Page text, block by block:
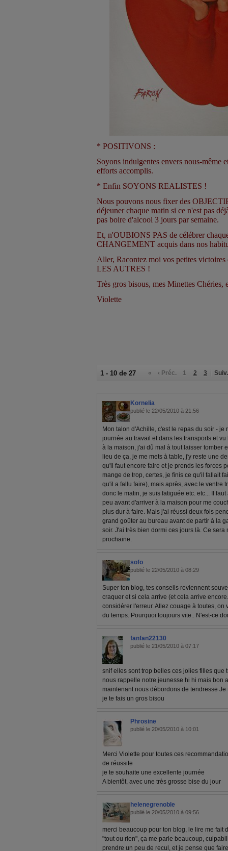
* POSITIVONS :
Soyons indulgentes envers nous-même
efforts accomplis.
* Enfin SOYONS REALISTES !
Nous pouvons nous fixer des
déjeuner chaque matin si ce n'est pas
pas boire d'alcool 3 jours par semaine.
Et, n'OUBIONS PAS de célébrer
CHANGEMENT acquis dans nos
Aller, Racontez moi vos petites
LES AUTRES !
Très gros bisous, mes Minettes Chéries,
Violette
1 - 10 de 27 « ‹ Préc. 1 2 3 Suiv.
Kornelia
publié le 22/05/2010 à 21:56
Mon talon d'Achille, c'est le repas du soir - je
journée au travail et dans les transports et
à la maison, j'ai dû mal à tout laisser tomber
lieu de ça, je me mets à table, j'y reste une
qu'il faut encore faire et je prends les forces
mange de trop, certes, je finis ce qu'il fallait
qu'il a fallu faire), mais après, avec le ventre
donc le matin, je suis fatiguée etc. etc... Il
peu avant d'arriver à la maison pour me
plus dur à faire. Mais j'ai réussi deux fois
grand goûter au bureau avant de partir à la
soir. J'ai très bien dormi ces jours là. Ce
prochaine.
sofo
publié le 22/05/2010 à 08:29
Super ton blog, tes conseils reviennent
craquer et si cela arrive (et cela arrive
considérer l'erreur. Allez couage à toutes, on
du temps. Pourquoi toujours vite.. N'est-ce
fanfan22130
publié le 21/05/2010 à 07:17
snif elles sont trop belles ces jolies filles que
nous rappelle notre jeunesse hi hi mais bon
maintenant nous débordons de tendresse
je te fais un gros bisou
Phrosine
publié le 20/05/2010 à 10:01
Merci Violette pour toutes ces
de réussite
je te souhaite une excellente journée
A bientôt, avec une très grosse bise du jour
helenegrenoble
publié le 20/05/2010 à 09:56
merci beaucoup pour ton blog, le lire me fait
"tout ou rien", ça me parle beaucoup,
prendre un peu de recul, et je pense que